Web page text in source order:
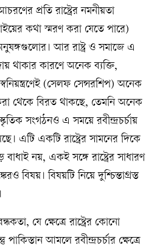
প্রতি রাষ্ট্রের নমনীয়তা
কথা স্মরণ করা যেতে পারে)
আর রাষ্ট্র ও সমাজে এ
থাকার কারণে অনেক ব্যক্তি,
(সেলফ সেন্সরশিপ) অনেক
থেকে বিরত থাকছে, তেমনি অনেক
সংগঠনও এ সময়ে রবীন্দ্রচর্চায়
এটি একটি রাষ্ট্রের সামনের দিকে
নয়, একই সঙ্গে রাষ্ট্রের সাধারণ
বিষয়টি নিয়ে দুশ্চিন্তাগ্রস্ত
যে ক্ষেত্রে রাষ্ট্রের কোনো
আমলে রবীন্দ্রচর্চার ক্ষেত্রে